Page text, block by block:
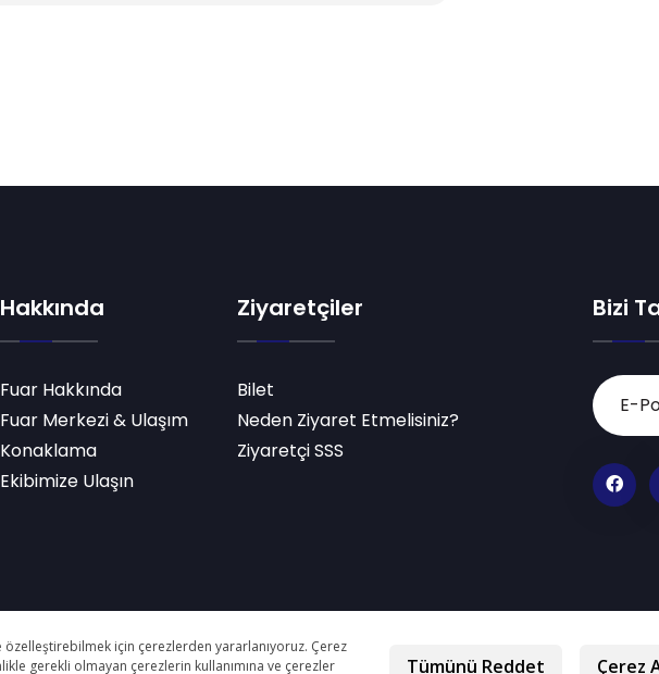
Hakkında
Fuar Hakkında
Fuar Merkezi & Ulaşım
Konaklama
Ekibimize Ulaşın
Ziyaretçiler
Bilet
Neden Ziyaret Etmelisiniz?
Ziyaretçi SSS
Bizi